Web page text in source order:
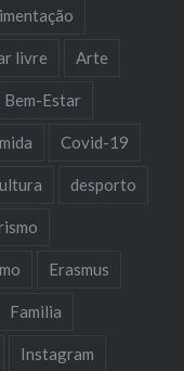
livre Arte
Bem-Estar
Covid-19
desporto
Erasmus
Familia
Instagram